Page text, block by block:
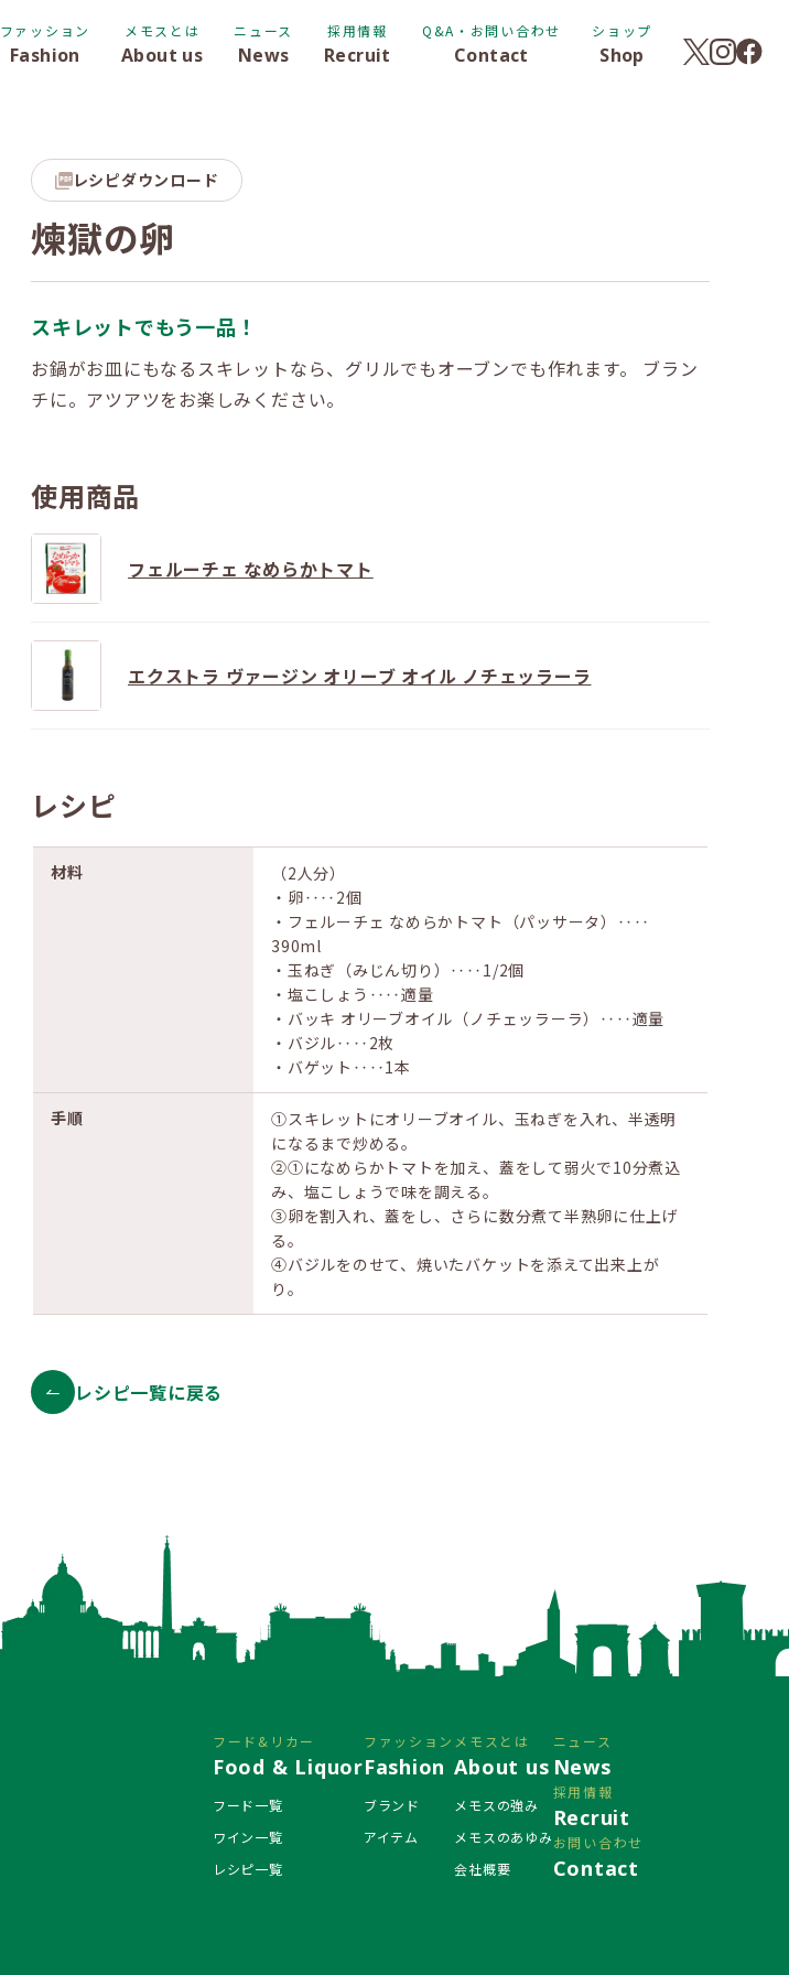
ファッション
Fashion
メモスとは
About us
ニュース
News
採用情報
Recruit
Q&A・お問い合わせ
Contact
ショップ
Shop
レシピダウンロード
煉獄の卵
スキレットでもう一品！
お鍋がお皿にもなるスキレットなら、グリルでもオーブンでも作れます。 ブラン
チに。アツアツをお楽しみください。
使用商品
フェルーチェ なめらかトマト
エクストラ ヴァージン オリーブ オイル ノチェッラーラ
レシピ
材料
（2人分）
・卵‥‥2個
・フェルーチェ なめらかトマト（パッサータ）‥‥
390ml
・玉ねぎ（みじん切り）‥‥1/2個
・塩こしょう‥‥適量
・バッキ オリーブオイル（ノチェッラーラ）‥‥適量
・バジル‥‥2枚
・バゲット‥‥1本
手順
①スキレットにオリーブオイル、玉ねぎを入れ、半透明
になるまで炒める。
②①になめらかトマトを加え、蓋をして弱火で10分煮込
み、塩こしょうで味を調える。
③卵を割入れ、蓋をし、さらに数分煮て半熟卵に仕上げ
る。
④バジルをのせて、焼いたバケットを添えて出来上が
り。
レシピ一覧に戻る
フード&リカー
Food & Liquor
フード一覧
ワイン一覧
レシピ一覧
ファッション
Fashion
ブランド
アイテム
メモスとは
About us
メモスの強み
メモスのあゆみ
会社概要
ニュース
News
採用情報
Recruit
お問い合わせ
Contact